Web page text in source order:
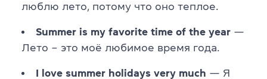
люблю лето, потому что оно теплое.
Summer is my favorite time of the year —
Лето – это моё любимое время года.
I love summer holidays very much — Я